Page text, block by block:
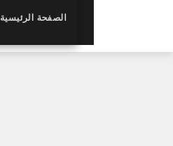
الصفحة الرئيسية